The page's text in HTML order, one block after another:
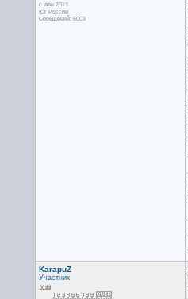
с июн 2013
Юг России
Сообщений: 6003
KarapuZ
Участник